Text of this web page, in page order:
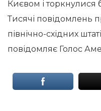
Києвом і торкнулися
Тисячі повідомлень
північно-східних
повідомляє Голос